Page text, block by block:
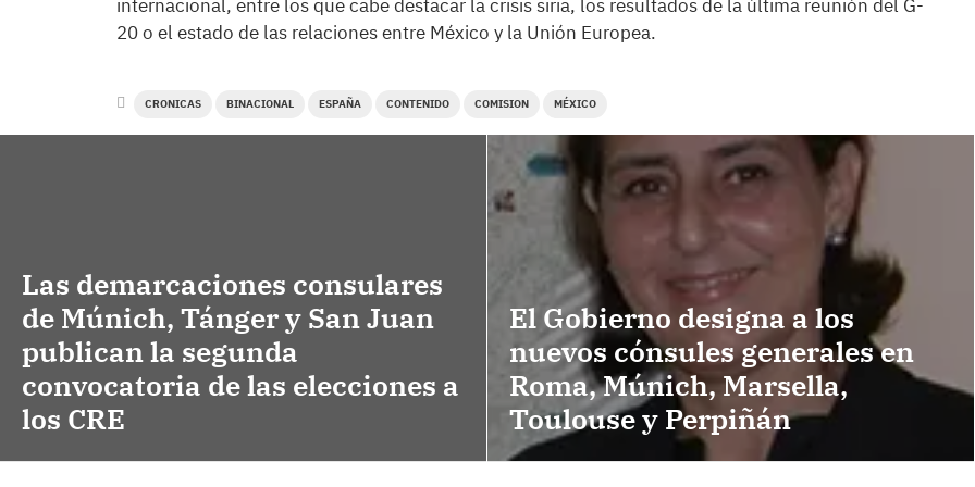
internacional, entre los que cabe destacar la crisis siria, los resultados de la última reunión del G-
20 o el estado de las relaciones entre México y la Unión Europea.
CRONICAS BINACIONAL ESPAÑA CONTENIDO COMISION MÉXICO
Las demarcaciones consulares
de Múnich, Tánger y San Juan
publican la segunda
convocatoria de las elecciones a
los CRE
El Gobierno designa a los
nuevos cónsules generales en
Roma, Múnich, Marsella,
Toulouse y Perpiñán